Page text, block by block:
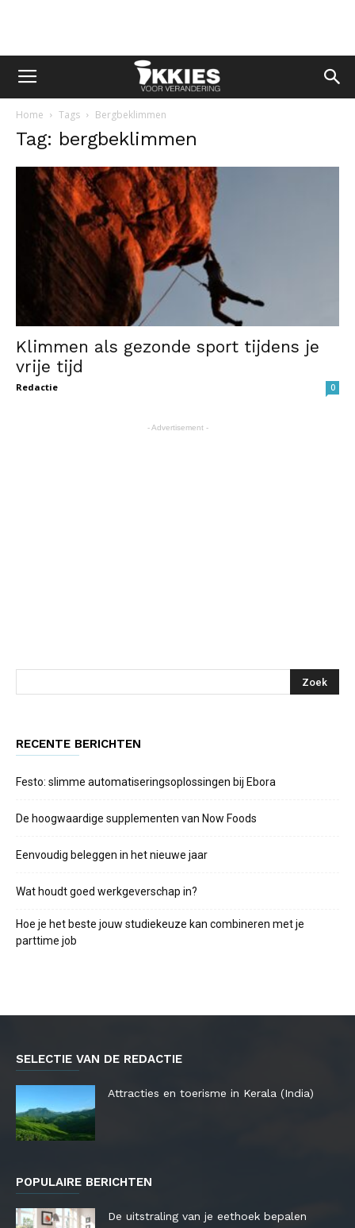
Home Tags Bergbeklimmen
Tag: bergbeklimmen
Klimmen als gezonde sport tijdens je
vrije tijd
Redactie 0
- Advertisement -
RECENTE BERICHTEN
Festo: slimme automatiseringsoplossingen bij Ebora
De hoogwaardige supplementen van Now Foods
Eenvoudig beleggen in het nieuwe jaar
Wat houdt goed werkgeverschap in?
Hoe je het beste jouw studiekeuze kan combineren met je
parttime job
SELECTIE VAN DE REDACTIE
Attracties en toerisme in Kerala (India)
POPULAIRE BERICHTEN
De uitstraling van je eethoek bepalen